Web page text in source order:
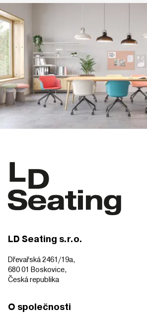
LD Seating s.r.o.
Dřevařská 2461/19a,
680 01 Boskovice,
Česká republika
O společnosti